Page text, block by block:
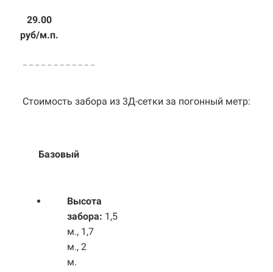
29.00
руб/м.п.
Стоимость забора из 3Д-сетки за погонный метр:
Базовый
Высота
забора: 1,5
м., 1,7
м., 2
м.